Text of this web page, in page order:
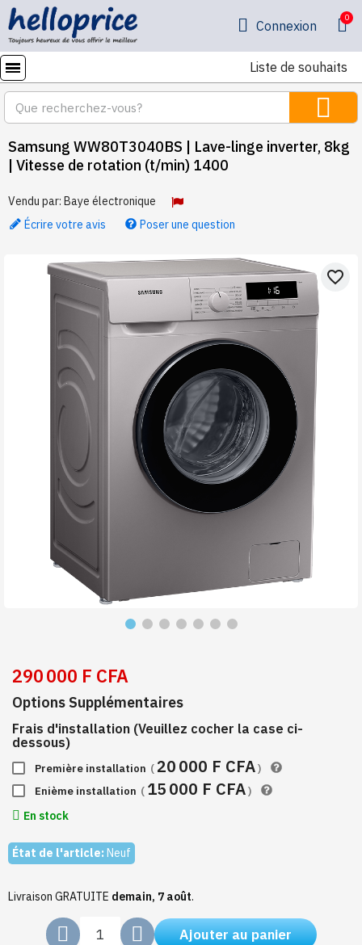
Connexion
Liste de souhaits
Samsung WW80T3040BS | Lave-linge inverter, 8kg
| Vitesse de rotation (t/min) 1400
Vendu par: Baye électronique
Écrire votre avis
Poser une question
favorite_border
290 000 F CFA
Options Supplémentaires
Frais d'installation (Veuillez cocher la case ci-
dessous)
Première installation ( 20 000 F CFA)
Enième installation ( 15 000 F CFA)
En stock
État de l'article: Neuf
Livraison GRATUITE demain, 7 août.
Ajouter au panier